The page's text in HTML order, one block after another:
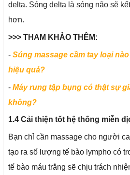
delta. Sóng delta là sóng não sẽ
hơn.
>>> THAM KHẢO THÊM:
- Súng massage cầm tay loại
hiệu quả?
- Máy rung tập bụng có thật sự
không?
1.4 Cải thiện tốt hệ thống miễn
Bạn chỉ cần massage cho người
tạo ra số lượng tế bào lympho có
tế bào máu trắng sẽ chịu trách